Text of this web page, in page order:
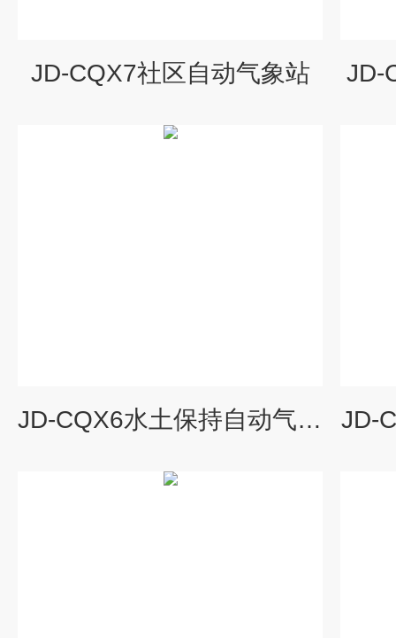
JD-CQX7社区自动气象站 JD-
JD-CQX6水土保持自动气象站 JD-